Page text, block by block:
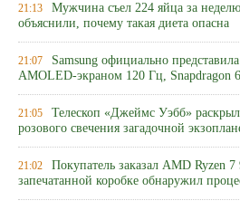
21:13 Мужчина съел 224 яйца за
объяснили, почему такая диета опасна
21:07 Samsung официально
AMOLED-экраном 120 Гц, Snapdragon
21:05 Телескоп «Джеймс Уэбб»
розового свечения загадочной
21:02 Покупатель заказал AMD Ryzen
запечатанной коробке обнаружил